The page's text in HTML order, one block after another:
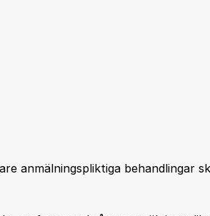
anmälningspliktiga behandlingar